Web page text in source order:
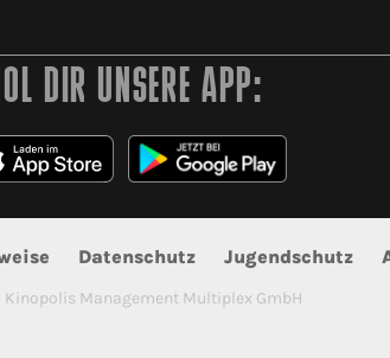
DIR UNSERE APP:
Datenschutz Jugendschutz
Kinopolis Management Multiplex GmbH